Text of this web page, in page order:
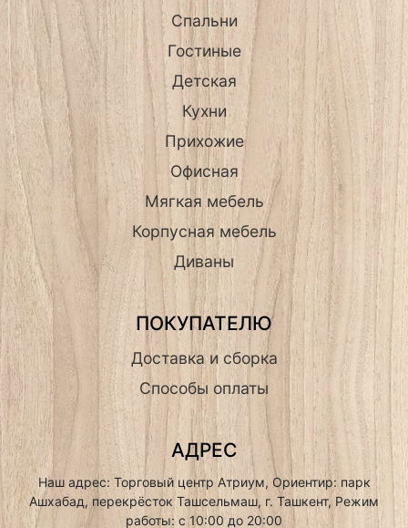
Спальни
Гостиные
Детская
Кухни
Прихожие
Офисная
Мягкая мебель
Корпусная мебель
Диваны
ПОКУПАТЕЛЮ
Доставка и сборка
Способы оплаты
АДРЕС
Наш адрес: Торговый центр Атриум, Ориентир: парк
Ашхабад, перекрёсток Ташсельмаш, г. Ташкент, Режим
работы: с 10:00 до 20:00